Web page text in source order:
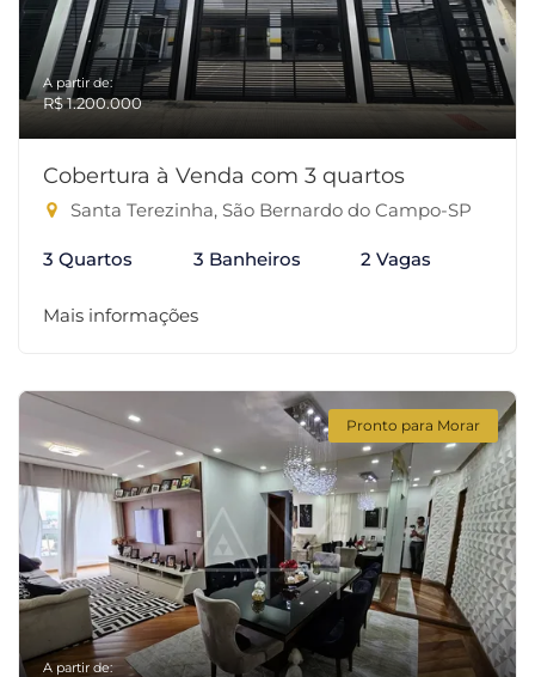
A partir de:
R$ 1.200.000
Cobertura à Venda com 3 quartos
Santa Terezinha, São Bernardo do Campo-SP
3 Quartos 3 Banheiros 2 Vagas
Mais informações
Pronto para Morar
A partir de: